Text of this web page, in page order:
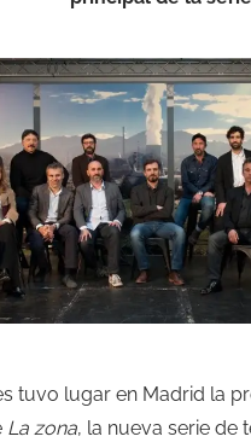
tuvo lugar en Madrid la
La zona, la nueva serie de